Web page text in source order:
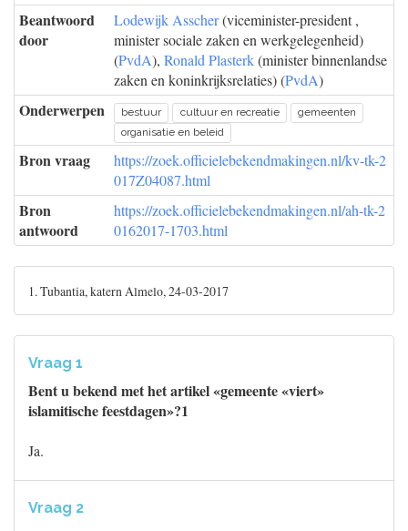
Beantwoord
door
Lodewijk Asscher(viceminister-president ,
minister sociale zaken en werkgelegenheid)
(PvdA), Ronald Plasterk(minister binnenlandse
zaken en koninkrijksrelaties) (PvdA)
Onderwerpen bestuur cultuur en recreatie
gemeenten
organisatie en beleid
Bron vraag
https://zoek.officielebekendmakingen.nl/kv-tk-2
017Z04087.html
Bron
antwoord
https://zoek.officielebekendmakingen.nl/ah-tk-2
0162017-1703.html
1. Tubantia, katern Almelo, 24-03-2017
Vraag 1
Bent u bekend met het artikel «gemeente «viert»
islamitische feestdagen»?1
Ja.
Vraag 2